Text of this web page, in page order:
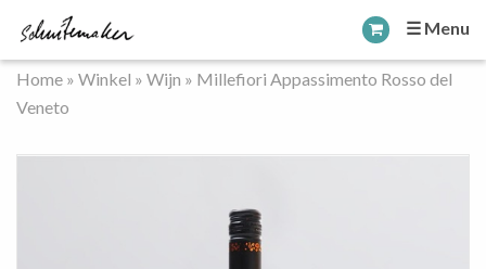
☰ Menu
Home » Winkel » Wijn » Millefiori Appassimento Rosso del
Veneto